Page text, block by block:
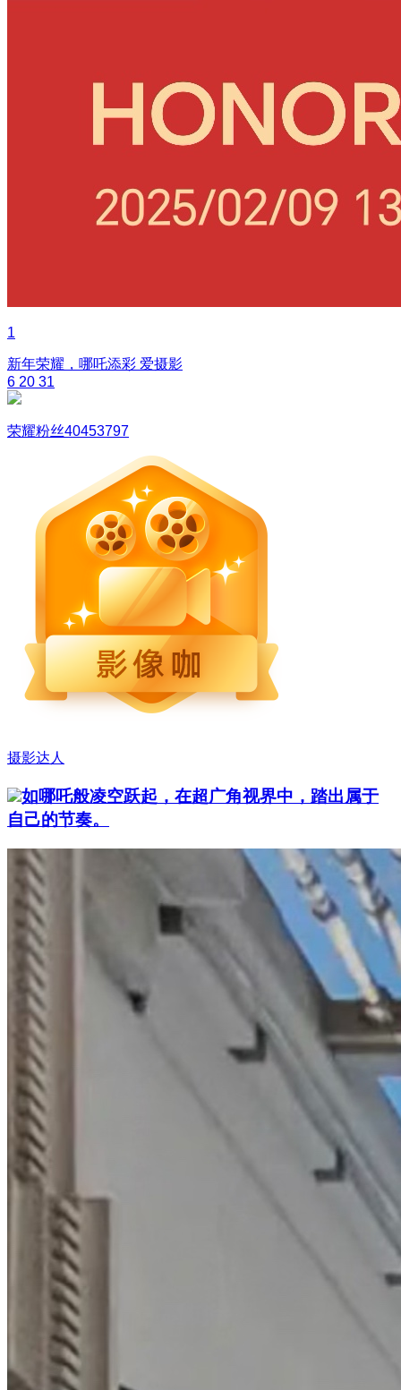
1
新年荣耀，哪吒添彩 爱摄影
6 20 31
荣耀粉丝40453797
摄影达人
如哪吒般凌空跃起，在超广角视界中，踏出属于
自己的节奏。